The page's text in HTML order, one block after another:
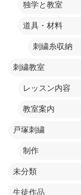
独学と教室
道具・材料
刺繍糸収納
刺繍教室
レッスン内容
教室案内
戸塚刺繍
制作
未分類
生徒作品